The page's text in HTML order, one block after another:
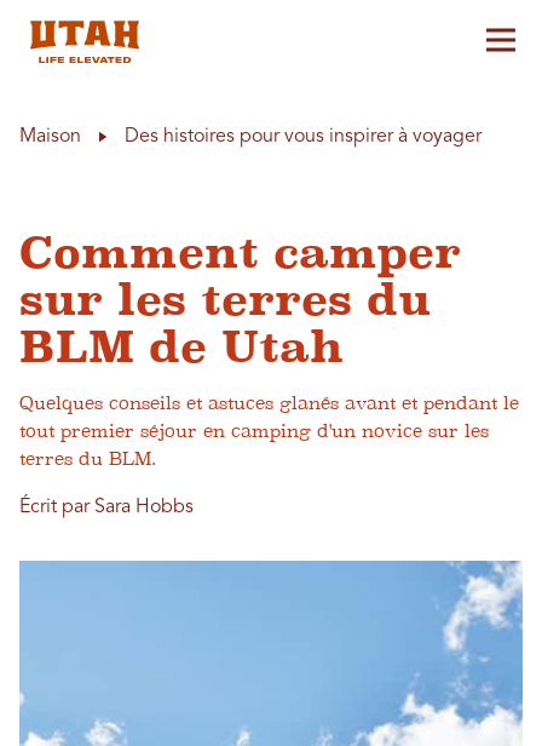
Maison Des histoires pour vous inspirer à voyager
Comment camper
sur les terres du
BLM de Utah
Quelques conseils et astuces glanés avant et pendant le
tout premier séjour en camping d'un novice sur les
terres du BLM.
Écrit par Sara Hobbs